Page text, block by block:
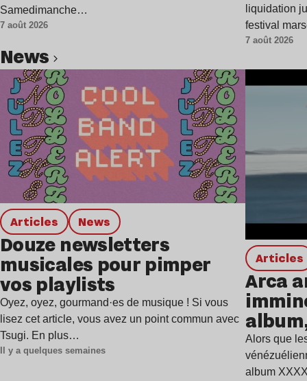
Samedimanche…
7 août 2026
liquidation
festival
7 août 2026
news
Articles news
Douze newsletters
musicales pour pimper
vos playlists
Oyez, oyez, gourmand·es de musique ! Si vous
lisez cet article, vous avez un point commun avec
Tsugi. En plus…
Il y a quelques semaines
Articles
Arca
Alors que
album
Lire l’article